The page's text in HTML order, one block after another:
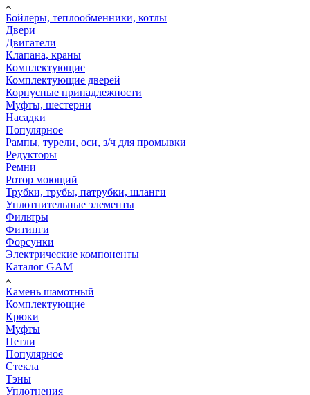
Бойлеры, теплообменники, котлы
Двери
Двигатели
Клапана, краны
Комплектующие
Комплектующие дверей
Корпусные принадлежности
Муфты, шестерни
Насадки
Популярное
Рампы, турели, оси, з/ч для промывки
Редукторы
Ремни
Ротор моющий
Трубки, трубы, патрубки, шланги
Уплотнительные элементы
Фильтры
Фитинги
Форсунки
Электрические компоненты
Каталог GAM
Камень шамотный
Комплектующие
Крюки
Муфты
Петли
Популярное
Стекла
Тэны
Уплотнения